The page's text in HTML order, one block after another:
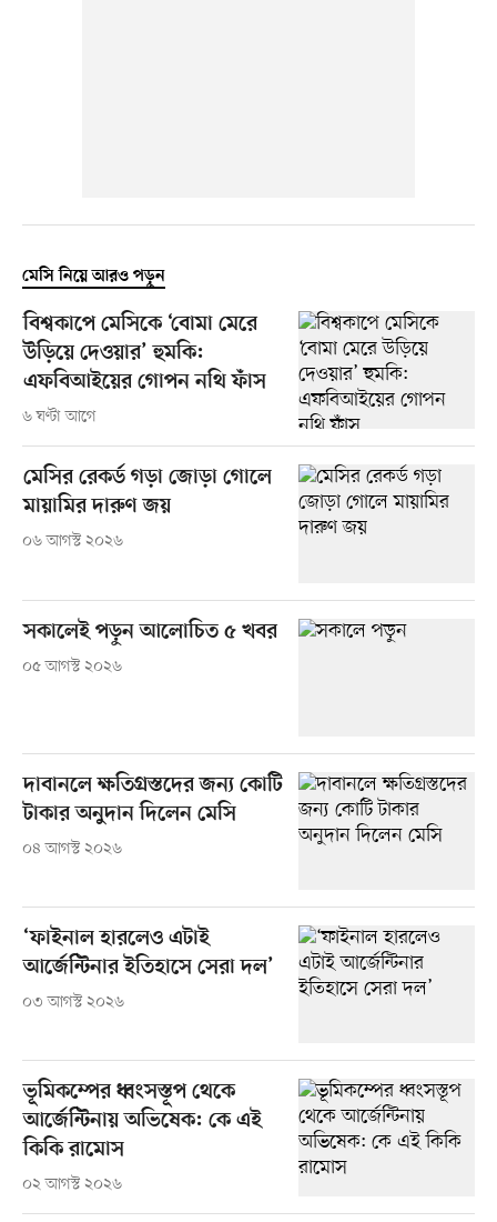
মেসি নিয়ে আরও পড়ুন
বিশ্বকাপে মেসিকে ‘বোমা মেরে
উড়িয়ে দেওয়ার’ হুমকি:
এফবিআইয়ের গোপন নথি ফাঁস
৬ ঘণ্টা আগে
মেসির রেকর্ড গড়া জোড়া গোলে
মায়ামির দারুণ জয়
০৬ আগস্ট ২০২৬
সকালেই পড়ুন আলোচিত ৫ খবর
০৫ আগস্ট ২০২৬
দাবানলে ক্ষতিগ্রস্তদের জন্য কোটি
টাকার অনুদান দিলেন মেসি
০৪ আগস্ট ২০২৬
‘ফাইনাল হারলেও এটাই
আর্জেন্টিনার ইতিহাসে সেরা দল’
০৩ আগস্ট ২০২৬
ভূমিকম্পের ধ্বংসস্তূপ থেকে
আর্জেন্টিনায় অভিষেক: কে এই
কিকি রামোস
০২ আগস্ট ২০২৬